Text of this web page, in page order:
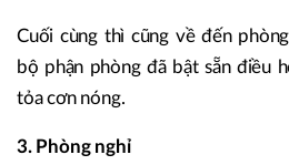
Cuối cùng thì cũng về đến
bộ phận phòng đã bật sẵn điều
tỏa cơn nóng.
3. Phòng nghỉ